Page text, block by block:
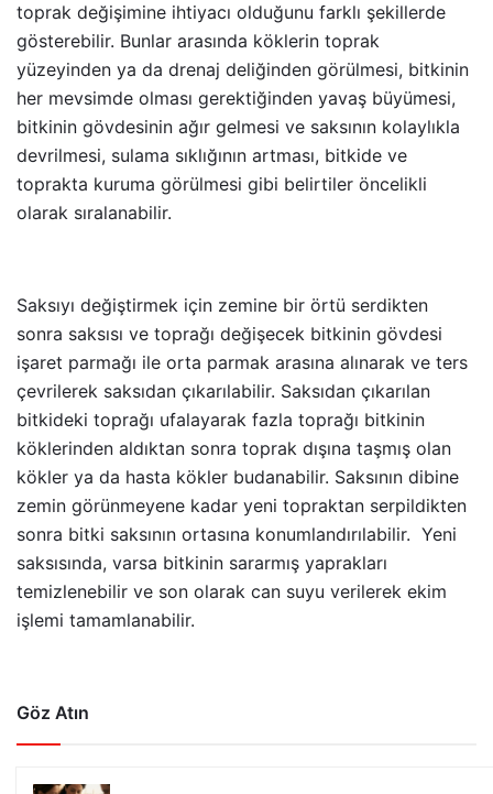
toprak değişimine ihtiyacı olduğunu farklı şekillerde
gösterebilir. Bunlar arasında köklerin toprak
yüzeyinden ya da drenaj deliğinden görülmesi, bitkinin
her mevsimde olması gerektiğinden yavaş büyümesi,
bitkinin gövdesinin ağır gelmesi ve saksının kolaylıkla
devrilmesi, sulama sıklığının artması, bitkide ve
toprakta kuruma görülmesi gibi belirtiler öncelikli
olarak sıralanabilir.
Saksıyı değiştirmek için zemine bir örtü serdikten
sonra saksısı ve toprağı değişecek bitkinin gövdesi
işaret parmağı ile orta parmak arasına alınarak ve ters
çevrilerek saksıdan çıkarılabilir. Saksıdan çıkarılan
bitkideki toprağı ufalayarak fazla toprağı bitkinin
köklerinden aldıktan sonra toprak dışına taşmış olan
kökler ya da hasta kökler budanabilir. Saksının dibine
zemin görünmeyene kadar yeni topraktan serpildikten
sonra bitki saksının ortasına konumlandırılabilir. Yeni
saksısında, varsa bitkinin sararmış yaprakları
temizlenebilir ve son olarak can suyu verilerek ekim
işlemi tamamlanabilir.
Göz Atın